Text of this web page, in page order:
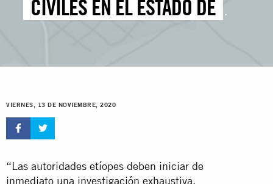
CIVILES EN EL ESTADO DE
VIERNES, 13 DE NOVIEMBRE, 2020
“Las autoridades etíopes deben iniciar de
inmediato una investigación exhaustiva,